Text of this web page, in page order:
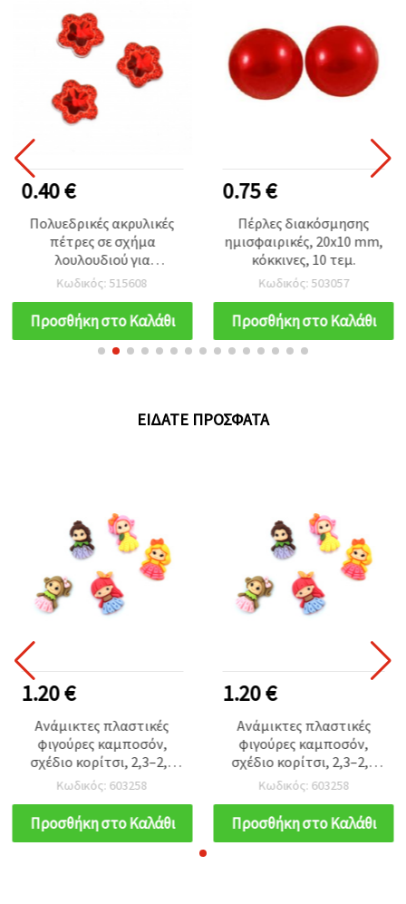
0.40 €
Πολυεδρικές ακρυλικές
πέτρες σε σχήμα
λουλουδιού για
επικόλληση, ανάγλυφο
σχέδιο, 12 mm, κόκκινες,
20 τεμ.
Κωδικός: 515608
Προσθήκη στο Καλάθι
0.75 €
Πέρλες διακόσμησης
ημισφαιρικές, 20x10 mm,
κόκκινες, 10 τεμ.
Κωδικός: 503057
Προσθήκη στο Καλάθι
ΕΊΔΑΤΕ ΠΡΌΣΦΑΤΑ
1.20 €
Ανάμικτες πλαστικές
φιγούρες καμποσόν,
σχέδιο κορίτσι, 2,3–2,5
cm, 10 τεμ.
Κωδικός: 603258
Προσθήκη στο Καλάθι
1.20 €
Ανάμικτες πλαστικές
φιγούρες καμποσόν,
σχέδιο κορίτσι, 2,3–2,5
cm, 10 τεμ.
Κωδικός: 603258
Προσθήκη στο Καλάθι